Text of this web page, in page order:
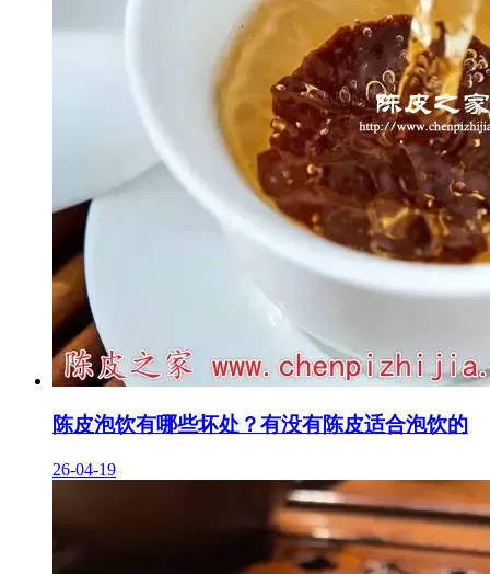
陈皮泡饮有哪些坏处？有没有陈皮适合泡饮的
26-04-19